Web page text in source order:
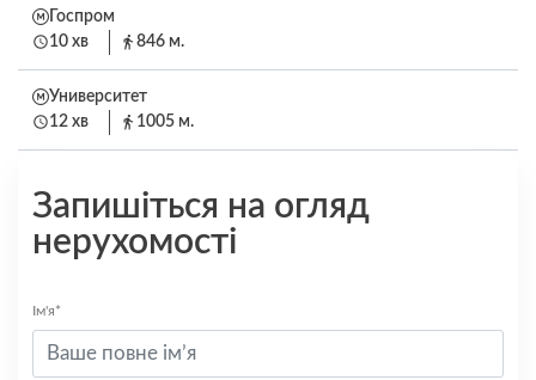
Госпром
10 хв
846 м.
Университет
12 хв
1005 м.
Запишіться на огляд
нерухомості
Ім'я*